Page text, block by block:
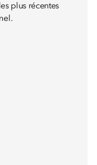
plus récentes